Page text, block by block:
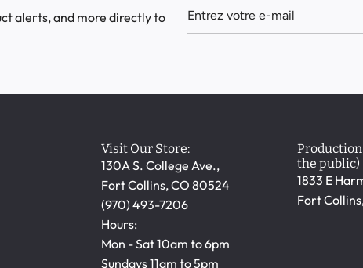
alerts, and more directly to
Visit Our Store:
130A S. College Ave.,
Fort Collins, CO 80524
(970) 493-7206
Hours:
Mon - Sat 10am to 6pm
Sundays 11am to 5pm
Production
the public)
1833 E
Fort